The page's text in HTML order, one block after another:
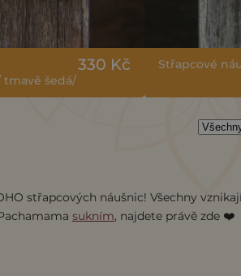
šedá/
330 Kč Střapcové
střapcových náušnic! Všechny
sukním, najdete právě zde ❤️‍